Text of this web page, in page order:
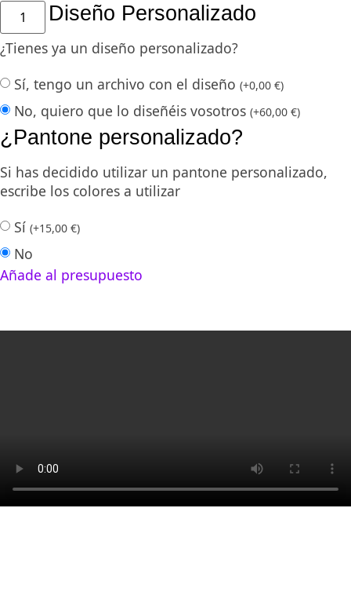
Diseño Personalizado
¿Tienes ya un diseño personalizado?
Sí, tengo un archivo con el diseño (+0,00 €)
No, quiero que lo diseñéis vosotros (+60,00 €)
¿Pantone personalizado?
Si has decidido utilizar un pantone personalizado,
escribe los colores a utilizar
Sí (+15,00 €)
No
Añade al presupuesto